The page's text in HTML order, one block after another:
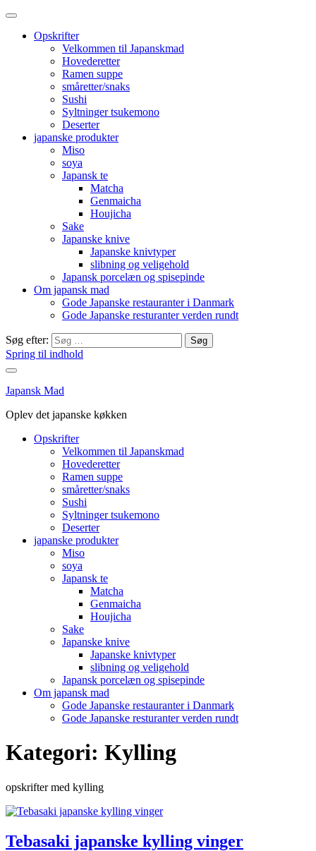
Opskrifter
Velkommen til Japanskmad
Hovederetter
Ramen suppe
småretter/snaks
Sushi
Syltninger tsukemono
Deserter
japanske produkter
Miso
soya
Japansk te
Matcha
Genmaicha
Houjicha
Sake
Japanske knive
Japanske knivtyper
slibning og veligehold
Japansk porcelæn og spisepinde
Om japansk mad
Gode Japanske restauranter i Danmark
Gode Japanske resturanter verden rundt
Søg efter:
Spring til indhold
Japansk Mad
Oplev det japanske køkken
Opskrifter
Velkommen til Japanskmad
Hovederetter
Ramen suppe
småretter/snaks
Sushi
Syltninger tsukemono
Deserter
japanske produkter
Miso
soya
Japansk te
Matcha
Genmaicha
Houjicha
Sake
Japanske knive
Japanske knivtyper
slibning og veligehold
Japansk porcelæn og spisepinde
Om japansk mad
Gode Japanske restauranter i Danmark
Gode Japanske resturanter verden rundt
Kategori: Kylling
opskrifter med kylling
Tebasaki japanske kylling vinger